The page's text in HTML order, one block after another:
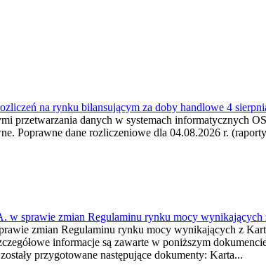
na rynku bilansującym za doby handlowe 4
przetwarzania danych w systemach informatycznych
Poprawne dane rozliczeniowe dla 04.08.2026 r.
w sprawie zmian Regulaminu rynku mocy
zmian Regulaminu rynku mocy wynikających z
informacje są zawarte w poniższym
przygotowane następujące dokumenty: Karta...